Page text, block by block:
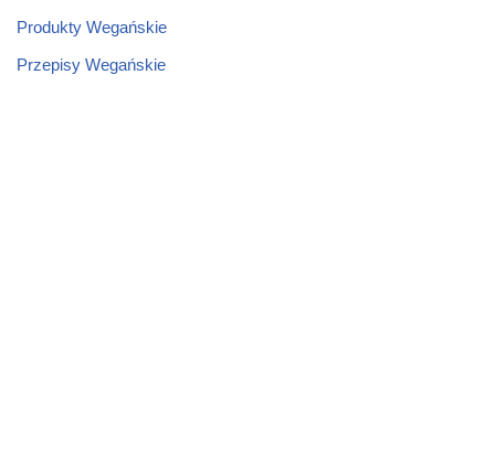
Produkty Wegańskie
Przepisy Wegańskie